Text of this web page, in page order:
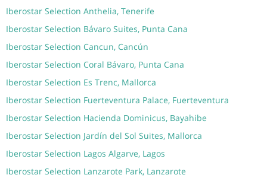
Iberostar Selection Anthelia, Tenerife
Iberostar Selection Bávaro Suites, Punta Cana
Iberostar Selection Cancun, Cancún
Iberostar Selection Coral Bávaro, Punta Cana
Iberostar Selection Es Trenc, Mallorca
Iberostar Selection Fuerteventura Palace, Fuerteventura
Iberostar Selection Hacienda Dominicus, Bayahibe
Iberostar Selection Jardín del Sol Suites, Mallorca
Iberostar Selection Lagos Algarve, Lagos
Iberostar Selection Lanzarote Park, Lanzarote